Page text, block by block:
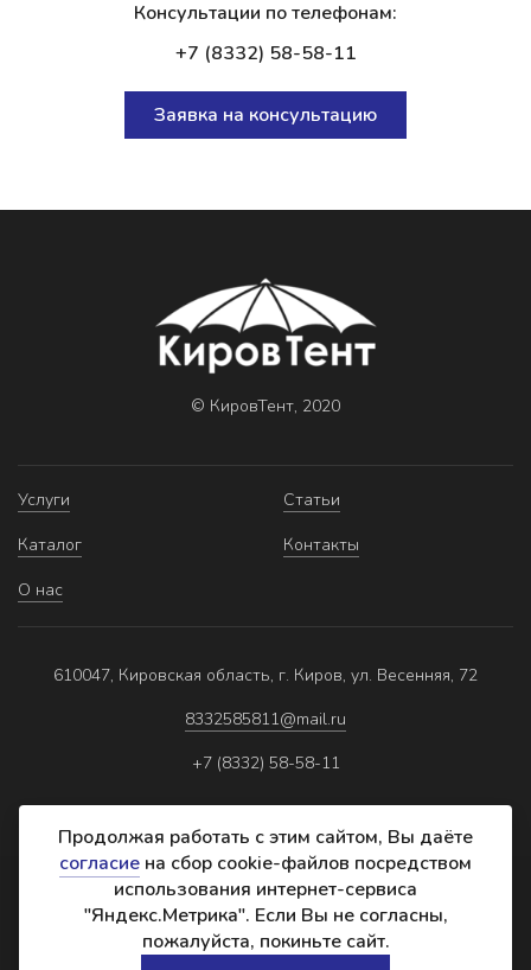
Консультации по телефонам:
+7 (8332) 58-58-11
Заявка на консультацию
© КировТент, 2020
Услуги
Каталог
О нас
Статьи
Контакты
610047, Кировская область, г. Киров, ул. Весенняя, 72
8332585811@mail.ru
+7 (8332) 58-58-11
Политика обработки персональных данных
Реквизиты
Продолжая работать с этим сайтом, Вы даёте
согласие на сбор cookie-файлов посредством
использования интернет-сервиса
"Яндекс.Метрика". Если Вы не согласны,
пожалуйста, покиньте сайт.